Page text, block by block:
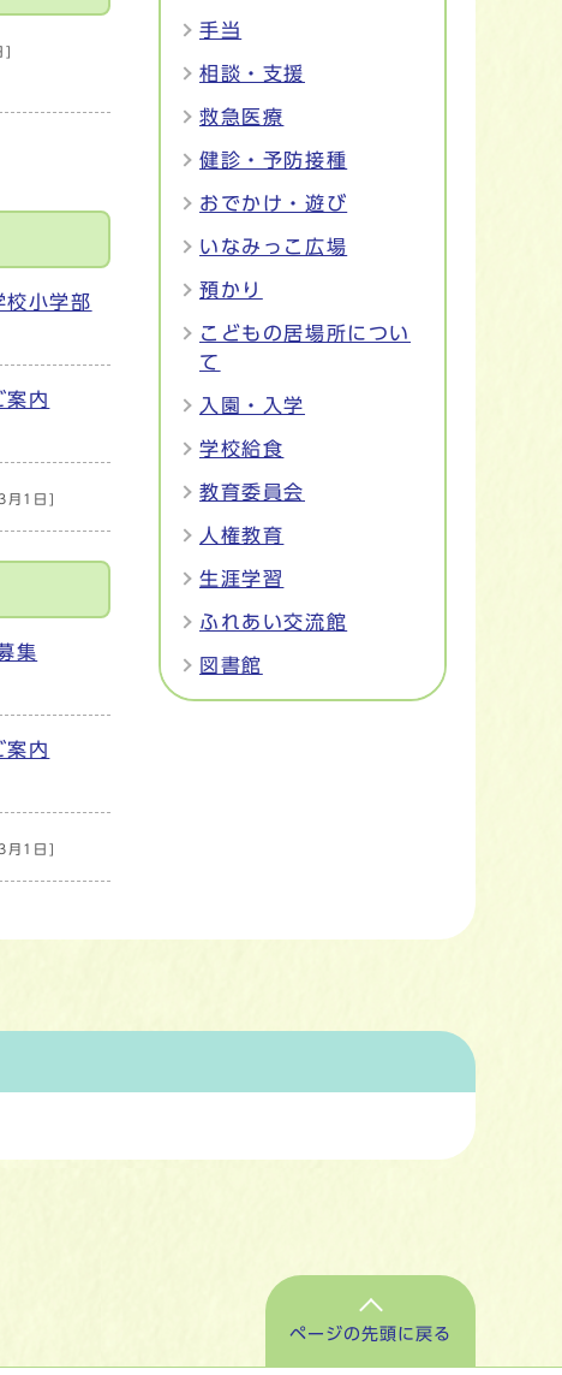
]
小学部
内
月1日]
集
内
月1日]
手当
相談・支援
救急医療
健診・予防接種
おでかけ・遊び
いなみっこ広場
預かり
こどもの居場所につい
て
入園・入学
学校給食
教育委員会
人権教育
生涯学習
ふれあい交流館
図書館
ページの先頭に戻る